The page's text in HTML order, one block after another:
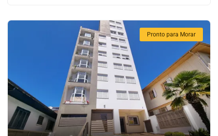
Pronto para Morar